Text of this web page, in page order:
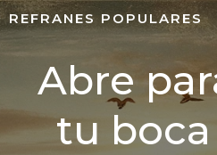
REFRANES POPULARES
Abre
tu